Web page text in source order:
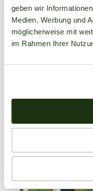
geben wir
Medien, Werbung und
möglicherweise mit
im Rahmen Ihrer